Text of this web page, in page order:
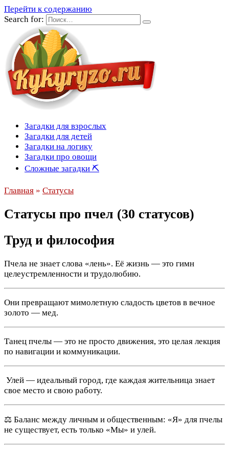
Перейти к содержанию
Search for:
Загадки для взрослых
Загадки для детей
Загадки на логику
Загадки про овощи
Сложные загадки ⛏
Главная » Статусы
Статусы про пчел (30 статусов)
Труд и философия
Пчела не знает слова «лень». Её жизнь — это гимн
целеустремленности и трудолюбию.
Они превращают мимолетную сладость цветов в вечное
золото — мед.
Танец пчелы — это не просто движения, это целая лекция
по навигации и коммуникации.
️ Улей — идеальный город, где каждая жительница знает
свое место и свою работу.
⚖️ Баланс между личным и общественным: «Я» для пчелы
не существует, есть только «Мы» и улей.